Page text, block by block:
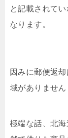
と記載されて
なります。
因みに郵便返
域がありません
極端な話、北